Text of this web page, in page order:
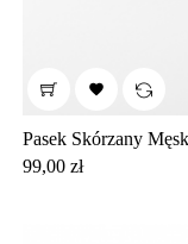

Pasek Skórzany
Cena
99,00 zł